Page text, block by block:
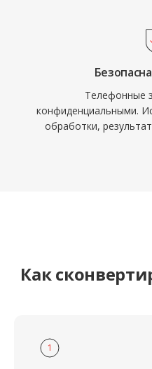
Телефонные
конфиденциальными.
обработки,
Как
1